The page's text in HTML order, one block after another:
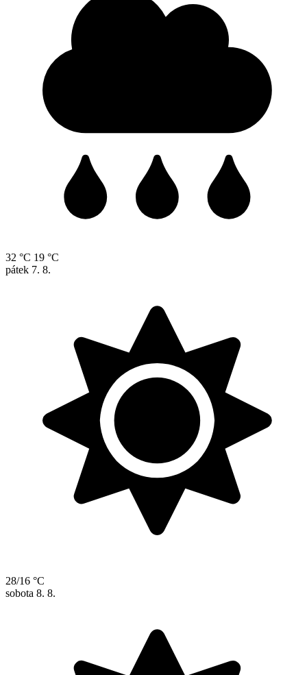
32 °C 19 °C
pátek 7. 8.
28/16 °C
sobota 8. 8.